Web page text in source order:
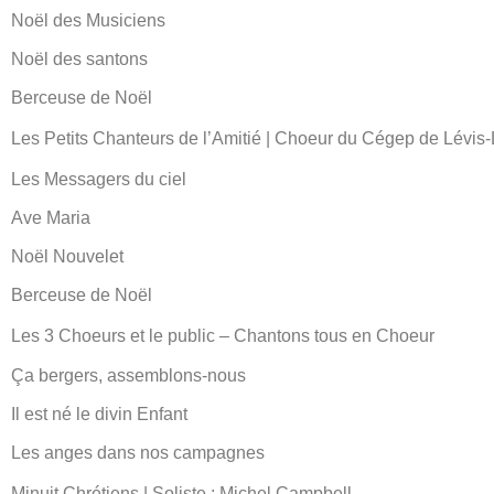
Noël des Musiciens
Noël des santons
Berceuse de Noël
Les Petits Chanteurs de l’Amitié | Choeur du Cégep de
Les Messagers du ciel
Ave Maria
Noël Nouvelet
Berceuse de Noël
Les 3 Choeurs et le public – Chantons tous en Choeur
Ça bergers, assemblons-nous
Il est né le divin Enfant
Les anges dans nos campagnes